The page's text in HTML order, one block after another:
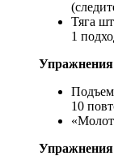
Тяга
1
Упражнения
10
Упражнения